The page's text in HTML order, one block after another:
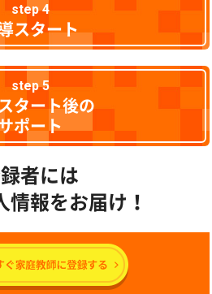
step 4
スタート
step 5
タート後の
ポート
者には
情報をお届け！